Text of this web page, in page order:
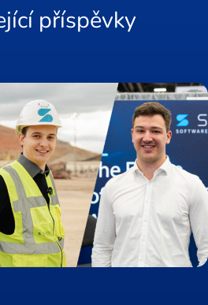
příspěvky